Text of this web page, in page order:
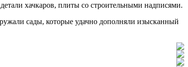
хачкаров, плиты со строительными надписями.
сады, которые удачно дополняли изысканный